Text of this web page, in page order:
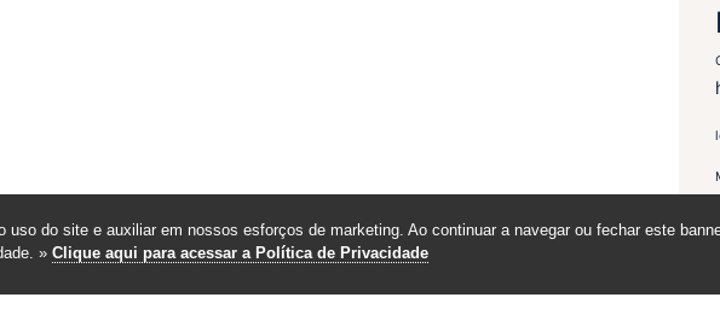
do site e auxiliar em nossos esforços de marketing. Ao continuar a navegar ou fechar este
»Clique aqui para acessar a Política de Privacidade